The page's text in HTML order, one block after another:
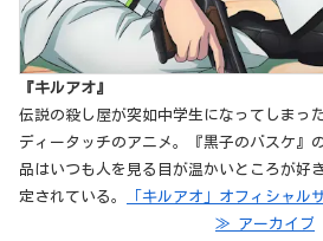
『キルアオ』
伝説の殺し屋が突如中学生になってしまっ
ディータッチのアニメ。『黒子のバスケ』
品はいつも人を見る目が温かいところが好
定されている。
「キルアオ」オフィシャル
≫ アーカイブ